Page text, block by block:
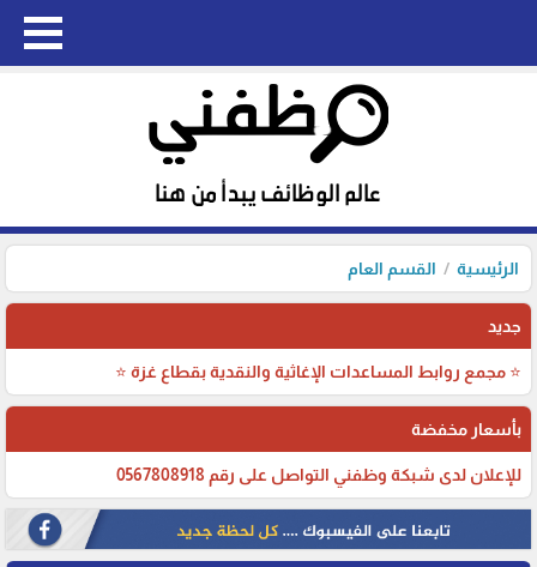
الرئيسية القسم العام
جديد
⭐ مجمع روابط المساعدات الإغاثية والنقدية بقطاع غزة ⭐
بأسعار مخفضة
للإعلان لدى شبكة وظفني التواصل على رقم 0567808918